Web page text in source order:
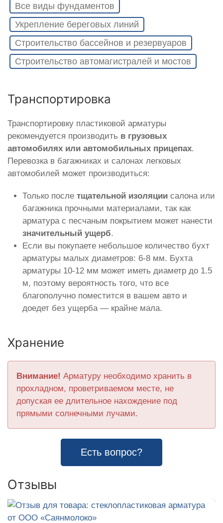
Все виды фундаментов
Укрепление береговых линий
Строительство бассейнов и резервуаров
Строительство автомагистралей и мостов
Транспортировка
Транспортировку пластиковой арматуры
рекомендуется производить в грузовых
автомобилях или автомобильных прицепах.
Перевозка в багажниках и салонах легковых
автомобилей может производиться:
Только после тщательной изоляции салона или
багажника прочными материалами, так как
арматура с песчаным покрытием может нанести
значительный ущерб.
Если вы покупаете небольшое количество бухт
арматуры малых диаметров: 6-8 мм. Бухта
арматуры 10-12 мм может иметь диаметр до 1.5
м, поэтому вероятность того, что все
благополучно поместится в вашем авто и
доедет без ущерба — крайне мала.
Хранение
Внимание! Арматуру необходимо хранить в
прохладном, проветриваемом месте, не
допуская ее длительное нахождение под
прямыми солнечными лучами.
Есть вопрос?
Отзывы